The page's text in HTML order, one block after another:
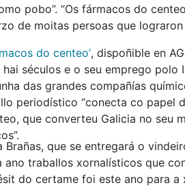
pobo”. “Os fármacos do
de moitas persoas que lograron
do centeo’, dispoñible en
séculos e o seu emprego
das grandes compañías
periodístico “conecta co papel
que converteu Galicia no seu
Brañas, que se entregará o
ano traballos xornalísticos que
do certame foi este ano para